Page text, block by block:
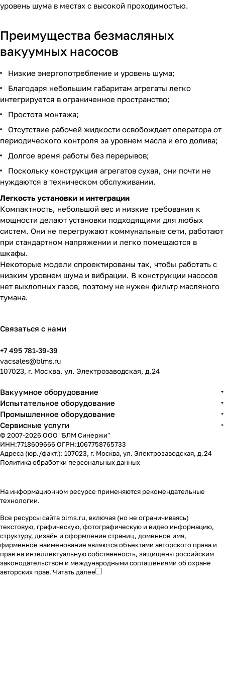
уровень шума в местах с высокой проходимостью.
Преимущества безмасляных
вакуумных насосов
Низкие энергопотребление и уровень шума;
Благодаря небольшим габаритам агрегаты легко
интегрируется в ограниченное пространство;
Простота монтажа;
Отсутствие рабочей жидкости освобождает оператора от
периодического контроля за уровнем масла и его долива;
Долгое время работы без перерывов;
Поскольку конструкция агрегатов сухая, они почти не
нуждаются в техническом обслуживании.
Легкость установки и интеграции
Компактность, небольшой вес и низкие требования к
мощности делают установки подходящими для любых
систем. Они не перегружают коммунальные сети, работают
при стандартном напряжении и легко помещаются в
шкафы.
Некоторые модели спроектированы так, чтобы работать с
низким уровнем шума и вибрации. В конструкции насосов
нет выхлопных газов, поэтому не нужен фильтр масляного
тумана.
Связаться с нами
+7 495 781-39-39
vacsales@blms.ru
107023, г. Москва, ул. Электрозаводская, д.24
Вакуумное оборудование
Испытательное оборудование
Промышленное оборудование
Сервисные услуги
© 2007-2026 ООО "БЛМ Синержи"
ИНН:7718609666 ОГРН:1067758765733
Адреса (юр./факт.): 107023, г. Москва, ул. Электрозаводская, д.24
Политика обработки персональных данных
На информационном ресурсе применяются рекомендательные
технологии.
Все ресурсы сайта blms.ru, включая (но не ограничиваясь)
текстовую, графическую, фотографическую и видео информацию,
структуру, дизайн и оформление страниц, доменное имя,
фирменное наименование являются объектами авторского права и
прав на интеллектуальную собственность, защищены российским
законодательством и международными соглашениями об охране
авторских прав. Читать далее